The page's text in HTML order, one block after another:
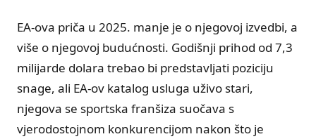
EA-ova priča u 2025. manje je o njegovoj izvedbi, a
više o njegovoj budućnosti. Godišnji prihod od 7,3
milijarde dolara trebao bi predstavljati poziciju
snage, ali EA-ov katalog usluga uživo stari,
njegova se sportska franšiza suočava s
vjerodostojnom konkurencijom nakon što je